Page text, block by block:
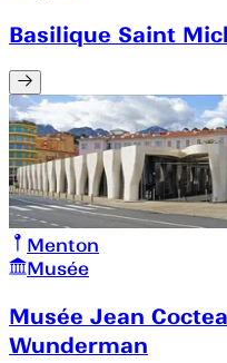
Basilique Saint
Menton
Musée
Musée Jean
Wunderman